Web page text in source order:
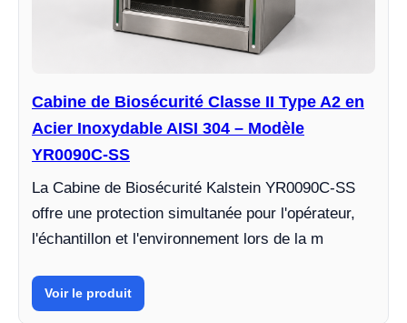
Cabine de Biosécurité Classe II Type A2 en
Acier Inoxydable AISI 304 – Modèle
YR0090C-SS
La Cabine de Biosécurité Kalstein YR0090C-SS
offre une protection simultanée pour l'opérateur,
l'échantillon et l'environnement lors de la m
Voir le produit